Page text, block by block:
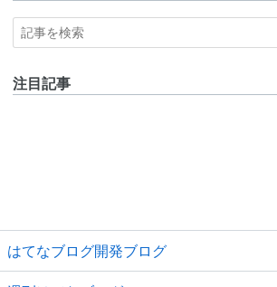
注目記事
はてなブログ開発ブログ